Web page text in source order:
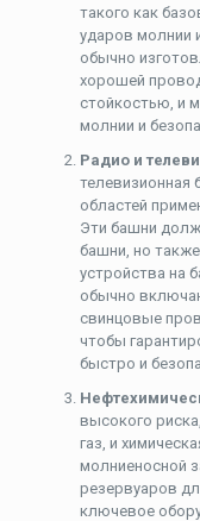
такого как
ударов молнии
обычно
хорошей
стойкостью, и
молнии и
Радио и
телевизионная
областей
Эти башни
башни, но
устройства на
обычно
свинцовые
чтобы
быстро и
высокого
газ, и
молниеносной
резервуаров
ключевое